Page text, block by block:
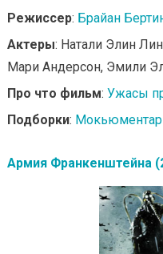
Режиссер: Брайан
Актеры: Натали Элин
Мари Андерсон, Эмили
Про что фильм: Ужасы
Подборки:
Армия Франкенштейна